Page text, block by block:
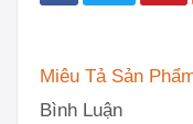
Miêu Tả Sản
Bình Luận